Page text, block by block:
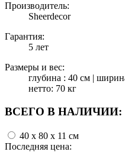
Производитель:
Sheerdecor
Гарантия:
5 лет
Размеры и вес:
глубина : 40 см |
нетто: 70 кг
ВСЕГО В НАЛИЧИИ:
40 x 80 x 11 см
Последняя цена: